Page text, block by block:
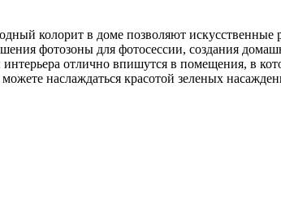
колорит в доме позволяют искусственные
фотозоны для фотосессии, создания
отлично впишутся в помещения, в
наслаждаться красотой зеленых